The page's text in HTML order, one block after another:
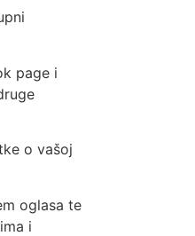
page i
o vašoj
oglasa te
i